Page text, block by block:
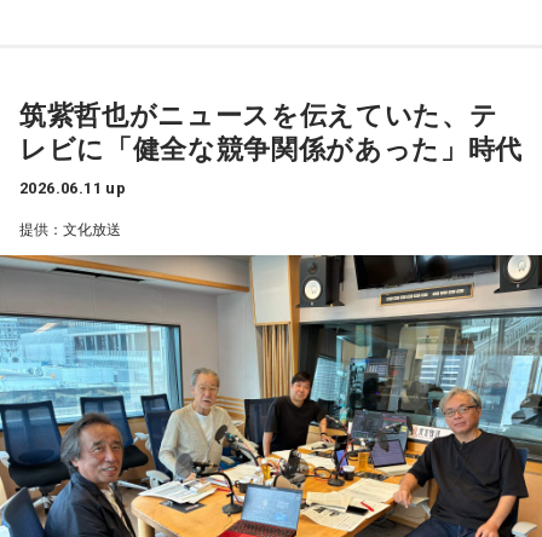
筑紫哲也がニュースを伝えていた、テ
レビに「健全な競争関係があった」時代
2026.06.11 up
提供：文化放送